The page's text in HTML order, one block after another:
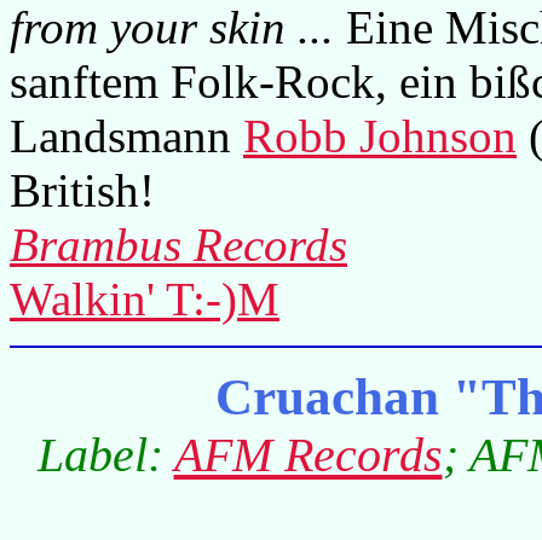
from your skin ... Eine
sanftem Folk-Rock, ein
Landsmann Robb Johnson
British!
Brambus Records
Walkin' T:-)M
Cruachan
Label:AFM Records;